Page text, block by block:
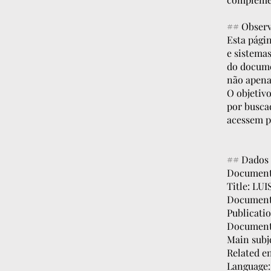
##
Esta
e
do
não
O
por
acessem
##
Title:
Main
Related